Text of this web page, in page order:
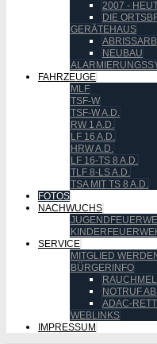
2007 -
DIE
GERÄTEHAUS
NEUBAU
FAHRZEUGE
MLF
TSF-W
TSF-W A.D.
RW 1 A.D.
LF 16 A.D.
HRW A.D.
LF 16-TS 8 A.D.
TLF 8-LS A.D.
TSA MIT TS 8 A.D.
FOTOS
NACHWUCHS
SERVICE
MITGLIED
BÜRGERINFO
NOTRUF
ADAC-
WEBLINKS
IMPRESSUM